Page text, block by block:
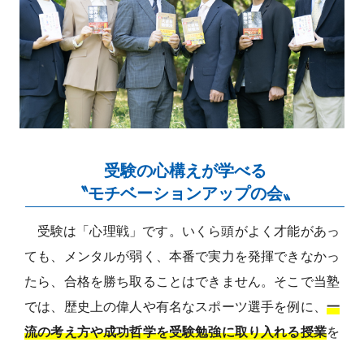
受験の心構えが学べる
〝モチベーションアップの会〟
受験は「心理戦」です。いくら頭がよく才能があっ
ても、メンタルが弱く、本番で実力を発揮できなかっ
たら、合格を勝ち取ることはできません。そこで当塾
では、歴史上の偉人や有名なスポーツ選手を例に、 一
流の考え方や成功哲学を受験勉強に取り入れる授業を